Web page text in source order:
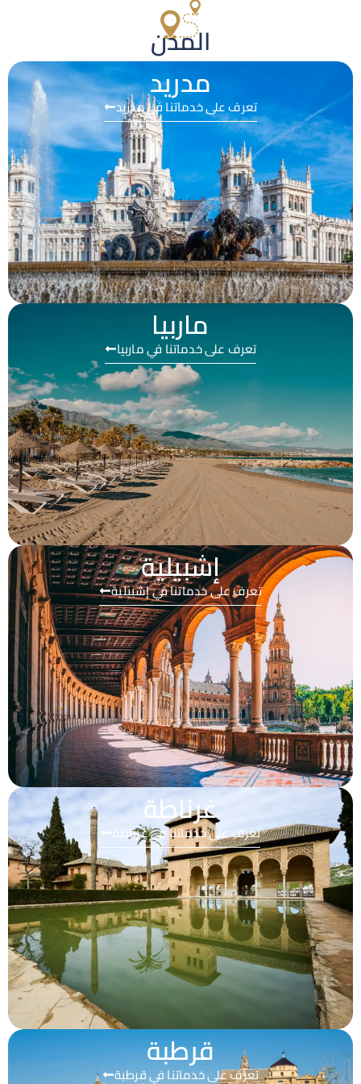
المدن
مدريد
تعرف على خدماتنا في مدريد
ماربيا
تعرف على خدماتنا في ماربيا
إشبيلية
تعرف على خدماتنا في إشبيلية
غرناطة
تعرف على خدماتنا في غرناطة
قرطبة
تعرف على خدماتنا في قرطبة